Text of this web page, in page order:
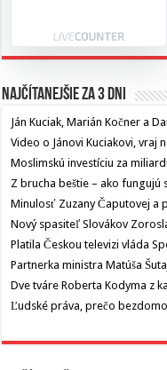
Najčítanejšie za 3 dni
Ján Kuciak, Marián Kočner a
Video o Jánovi Kuciakovi, vraj
Moslimskú investíciu za
Z brucha beštie – ako
Minulosť Zuzany Čaputovej a
Nový spasiteľ Slovákov
Platila Českou televizi vláda
Partnerka ministra Matúša
Dve tváre Roberta Kodyma z
Ľudské práva, prečo